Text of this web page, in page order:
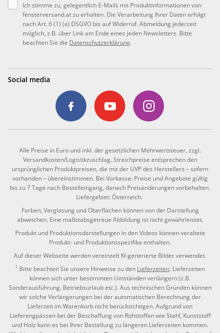
Ich stimme zu, gelegentlich E-Mails mit Produktinformationen von
fensterversand.at zu erhalten. Die Verarbeitung Ihrer Daten erfolgt
nach Art. 6 (1) (a) DSGVO bis auf Widerruf. Abmeldung jederzeit
möglich, z.B. über Link am Ende eines jeden Newsletters. Bitte
beachten Sie die Datenschutzerklärung.
Social media
Alle Preise in Euro und inkl. der gesetzlichen Mehrwertsteuer, zzgl.
Versandkosten/Logistikzuschlag. Streichpreise entsprechen den
ursprünglichen Produktpreisen, die mit der UVP des Herstellers – sofern
vorhanden – übereinstimmen. Bei Vorkasse: Preise und Angebote gültig
bis zu 7 Tage nach Bestelleingang, danach Preisänderungen vorbehalten.
Liefergebiet: Österreich.
Farben, Verglasung und Oberflächen können von der Darstellung
abweichen. Eine maßstabsgetreue Abbildung ist nicht gewährleistet.
Produkt und Produktionsdarstellungen in den Videos können veraltete
Produkt- und Produktionsspezifika enthalten.
Auf dieser Webseite werden vereinzelt KI-generierte Bilder verwendet.
1 Bitte beachten Sie unsere Hinweise zu den Lieferzeiten. Lieferzeiten
können sich unter bestimmten Umständen verlängern (z.B.
Sonderausführung, Betriebsurlaub etc.). Aus technischen Gründen können
wir solche Verlängerungen bei der automatischen Berechnung der
Lieferzeit im Warenkorb nicht berücksichtigen. Aufgrund von
Lieferengpässen bei der Beschaffung von Rohstoffen wie Stahl, Kunststoff
und Holz kann es bei Ihrer Bestellung zu längeren Lieferzeiten kommen.